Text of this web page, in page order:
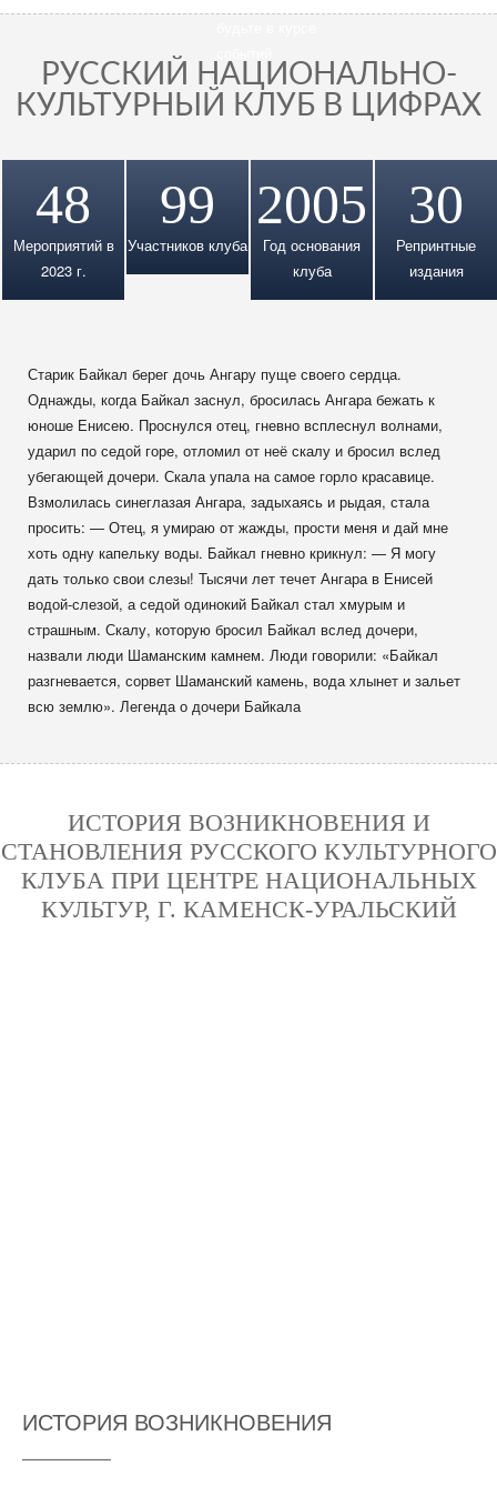
РУССКИЙ НАЦИОНАЛЬНО-
КУЛЬТУРНЫЙ КЛУБ В ЦИФРАХ
48
Мероприятий в
2023 г.
99
Участников клуба
2005
Год основания
клуба
30
Репринтные
издания
Старик Байкал берег дочь Ангару пуще своего сердца.
Однажды, когда Байкал заснул, бросилась Ангара бежать к
юноше Енисею. Проснулся отец, гневно всплеснул волнами,
ударил по седой горе, отломил от неё скалу и бросил вслед
убегающей дочери. Скала упала на самое горло красавице.
Взмолилась синеглазая Ангара, задыхаясь и рыдая, стала
просить: — Отец, я умираю от жажды, прости меня и дай мне
хоть одну капельку воды. Байкал гневно крикнул: — Я могу
дать только свои слезы! Тысячи лет течет Ангара в Енисей
водой-слезой, а седой одинокий Байкал стал хмурым и
страшным. Скалу, которую бросил Байкал вслед дочери,
назвали люди Шаманским камнем. Люди говорили: «Байкал
разгневается, сорвет Шаманский камень, вода хлынет и зальет
всю землю». Легенда о дочери Байкала
ИСТОРИЯ ВОЗНИКНОВЕНИЯ И
СТАНОВЛЕНИЯ РУССКОГО КУЛЬТУРНОГО
КЛУБА ПРИ ЦЕНТРЕ НАЦИОНАЛЬНЫХ
КУЛЬТУР, Г. КАМЕНСК-УРАЛЬСКИЙ
ИСТОРИЯ ВОЗНИКНОВЕНИЯ